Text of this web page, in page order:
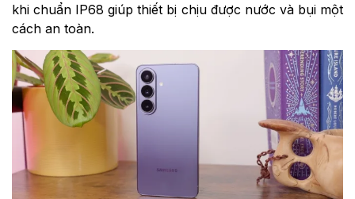
khi chuẩn IP68 giúp thiết bị chịu được nước và bụi một
cách an toàn.⁠